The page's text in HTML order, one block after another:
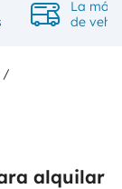
La más
de
alquilar